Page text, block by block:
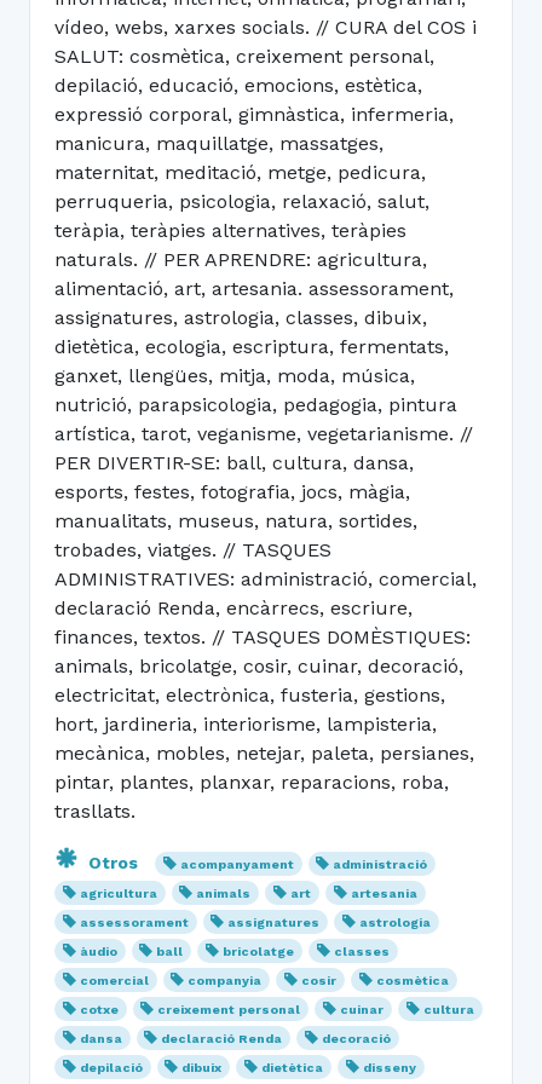
vídeo, webs, xarxes socials. // CURA del COS i
SALUT: cosmètica, creixement personal,
depilació, educació, emocions, estètica,
expressió corporal, gimnàstica, infermeria,
manicura, maquillatge, massatges,
maternitat, meditació, metge, pedicura,
perruqueria, psicologia, relaxació, salut,
teràpia, teràpies alternatives, teràpies
naturals. // PER APRENDRE: agricultura,
alimentació, art, artesania. assessorament,
assignatures, astrologia, classes, dibuix,
dietètica, ecologia, escriptura, fermentats,
ganxet, llengües, mitja, moda, música,
nutrició, parapsicologia, pedagogia, pintura
artística, tarot, veganisme, vegetarianisme. //
PER DIVERTIR-SE: ball, cultura, dansa,
esports, festes, fotografia, jocs, màgia,
manualitats, museus, natura, sortides,
trobades, viatges. // TASQUES
ADMINISTRATIVES: administració, comercial,
declaració Renda, encàrrecs, escriure,
finances, textos. // TASQUES DOMÈSTIQUES:
animals, bricolatge, cosir, cuinar, decoració,
electricitat, electrònica, fusteria, gestions,
hort, jardineria, interiorisme, lampisteria,
mecànica, mobles, netejar, paleta, persianes,
pintar, plantes, planxar, reparacions, roba,
trasllats.
Otros acompanyament
administració
agricultura
animals art
artesania
assessorament
assignatures
astrologia
àudio
ball bricolatge
classes
comercial
companyia cosir
cosmètica
cotxe
creixement personal cuinar
cultura
dansa
declaració Renda
decoració
depilació
dibuix dietètica disseny